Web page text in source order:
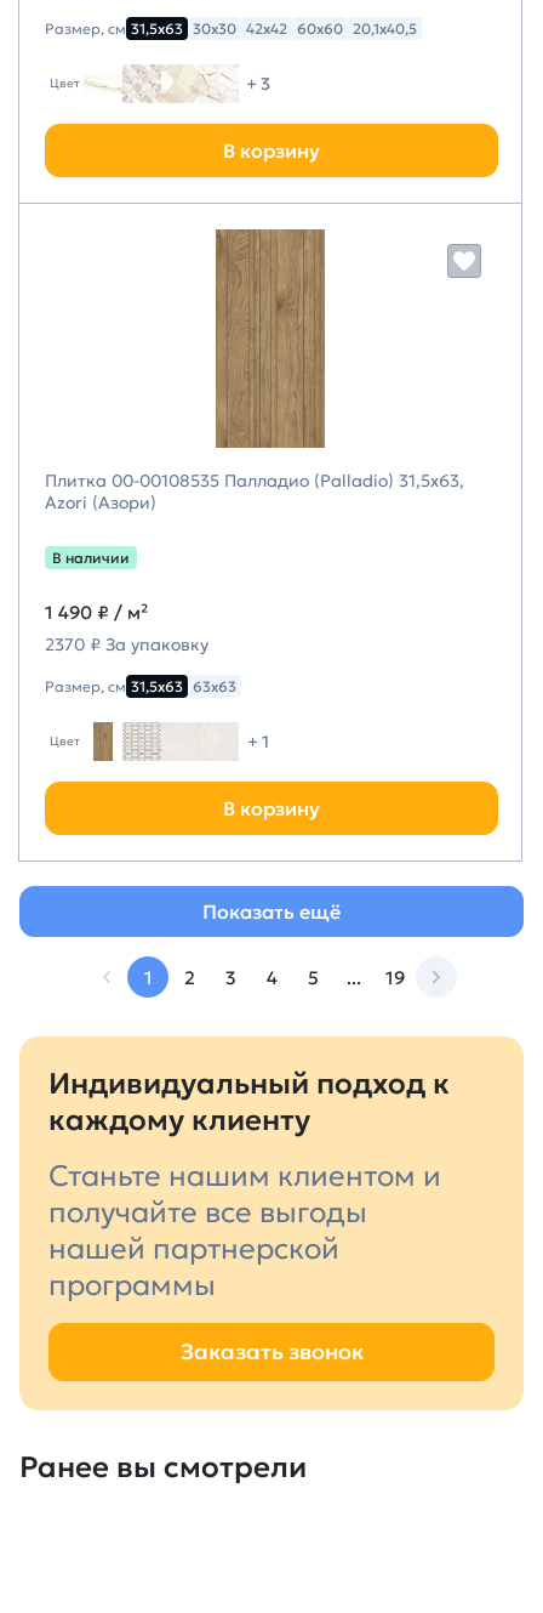
Размер, см 31,5х63 30х30 42х42 60х60 20,1х40,5
Цвет + 3
В корзину
Плитка 00-00108535 Палладио (Palladio) 31,5х63,
Azori (Азори)
В наличии
1 490 ₽ / м²
2370 ₽ За упаковку
Размер, см 31,5х63 63х63
Цвет + 1
В корзину
Показать ещё
1 2 3 4 5 ... 19
Индивидуальный подход к
каждому клиенту
Станьте нашим клиентом и
получайте все выгоды
нашей партнерской
программы
Заказать звонок
Ранее вы смотрели